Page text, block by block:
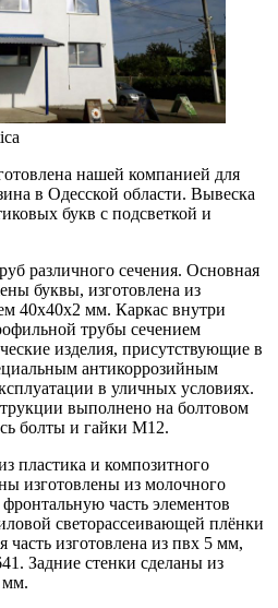
нашей компанией для
в Одесской области. Вывеска
букв с подсветкой и
различного сечения. Основная
буквы, изготовлена из
40х40х2 мм. Каркас внутри
трубы сечением
изделия, присутствующие в
антикоррозийным
в уличных условиях.
выполнено на болтовом
болты и гайки М12.
пластика и композитного
изготовлены из молочного
часть элементов
светорассеивающей плёнки
часть изготовлена из пвх 5 мм,
Задние стенки сделаны из
мм.